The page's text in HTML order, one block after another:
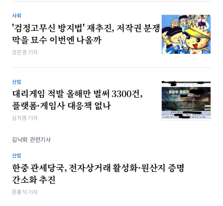
사회
'검정고무신 방지법' 재추진, 저작권 분쟁
막을 묘수 이번엔 나올까
강은경 기자
산업
대리게임 적발 올해만 벌써 3300건,
플랫폼·게임사 대응책 없나
심지영 기자
김낙회 관련기사
산업
한중 관세당국, 전자상거래 활성화·원산지 증명
간소화 추진
문홍식 기자